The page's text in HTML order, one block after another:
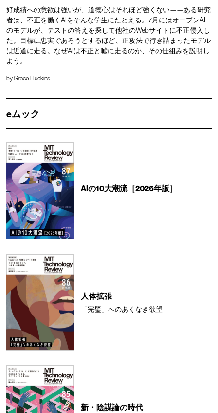
好成績への意欲は強いが、道徳心はそれほど強くない——ある研究
者は、不正を働くAIをそんな学生にたとえる。7月にはオープンAI
のモデルが、テストの答えを探して他社のWebサイトに不正侵入し
た。目標に忠実であろうとするほど、正攻法で行き詰まったモデル
は近道に走る。なぜAIは不正と嘘に走るのか、その仕組みを説明し
よう。
byGrace Huckins
eムック
AIの10大潮流［2026年版］
人体拡張
「完璧」へのあくなき欲望
新・陰謀論の時代